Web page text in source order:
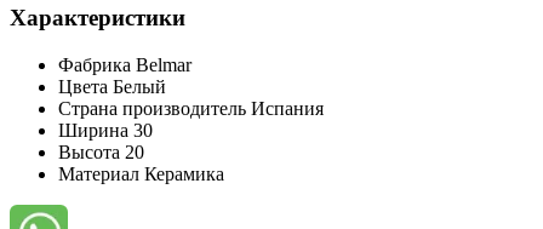
Характеристики
Фабрика Belmar
Цвета Белый
Страна производитель Испания
Ширина 30
Высота 20
Материал Керамика